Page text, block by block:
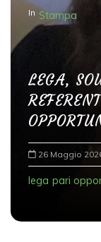
g
o
In Stampa
LEGA,
26 Maggio
lega pari